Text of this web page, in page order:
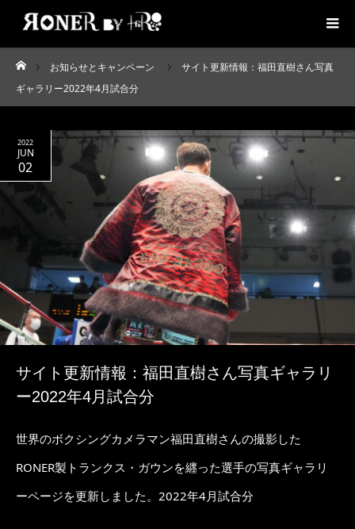
ホーム
お知らせとキャンペーン
サイト更新情報：福田直樹さん写真
ギャラリー2022年4月試合分
2022
JUN
02
サイト更新情報：福田直樹さん写真ギャラリ
ー2022年4月試合分
世界のボクシングカメラマン福田直樹さんの撮影した
RONER製トランクス・ガウンを纒った選手の写真ギャラリ
ーページを更新しました。2022年4月試合分